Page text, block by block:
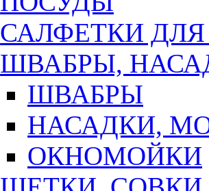
САЛФЕТКИ
ШВАБРЫ,
ШВАБРЫ
НАСАДКИ,
ОКНОМОЙКИ